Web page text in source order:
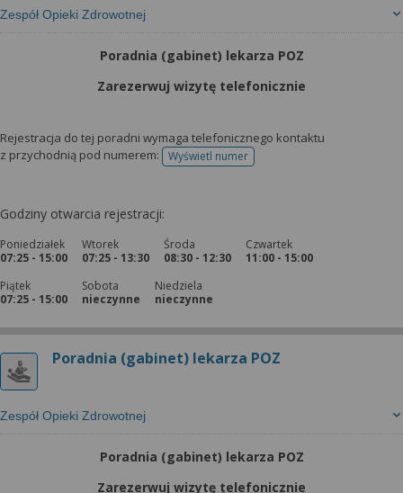
Zespół Opieki Zdrowotnej
Poradnia (gabinet) lekarza POZ
Zarezerwuj wizytę telefonicznie
Rejestracja do tej poradni wymaga telefonicznego kontaktu
z przychodnią pod numerem:
Wyświetl numertelefonu do rejestracji
Godziny otwarcia rejestracji:
Poniedziałek
07:25 - 15:00
Wtorek
07:25 - 13:30
Środa
08:30 - 12:30
Czwartek
11:00 - 15:00
Piątek
07:25 - 15:00
Sobota
nieczynne
Niedziela
nieczynne
Poradnia (gabinet) lekarza POZ
Zespół Opieki Zdrowotnej
Poradnia (gabinet) lekarza POZ
Zarezerwuj wizytę telefonicznie